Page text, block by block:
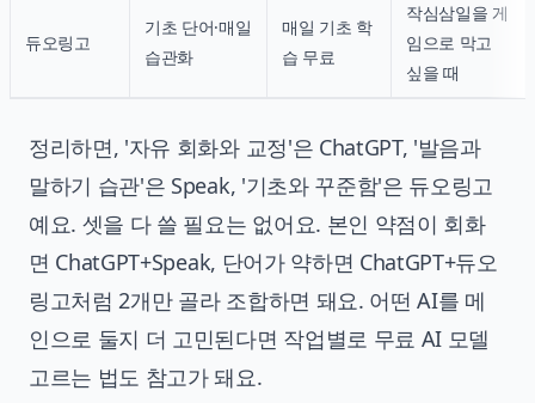
듀오링고
기초 단어·매일
습관화
매일 기초 학
습 무료
작심삼일을 게
임으로 막고
싶을 때
정리하면, '자유 회화와 교정'은 ChatGPT, '발음과
말하기 습관'은 Speak, '기초와 꾸준함'은 듀오링고
예요. 셋을 다 쓸 필요는 없어요. 본인 약점이 회화
면 ChatGPT+Speak, 단어가 약하면 ChatGPT+듀오
링고처럼 2개만 골라 조합하면 돼요. 어떤 AI를 메
인으로 둘지 더 고민된다면 작업별로 무료 AI 모델
고르는 법도 참고가 돼요.